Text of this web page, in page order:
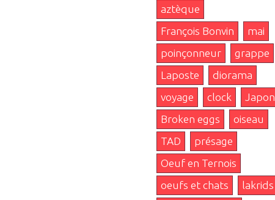
aztèque
François Bonvin
mai
poinçonneur
grappe
Laposte
diorama
voyage
clock
Japon
Broken eggs
oiseau
TAD
présage
Oeuf en Ternois
oeufs et chats
lakrids